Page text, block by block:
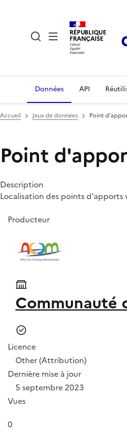
RÉPUBLIQUE
FRANÇAISE
Données API
Accueil Jeux de données Point
Point
Description
Localisation des points d'apports
Producteur
Communauté
Licence
Other (Attribution)
Dernière mise à jour
5 septembre 2023
Vues
0